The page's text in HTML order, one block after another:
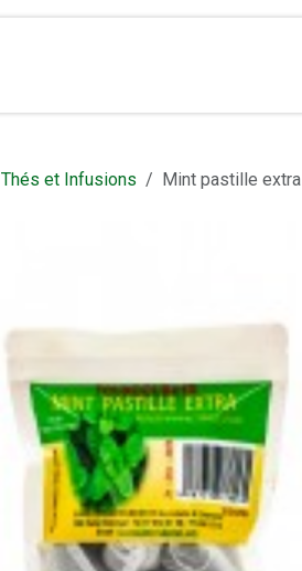
Thés et Infusions Mint pastille extra